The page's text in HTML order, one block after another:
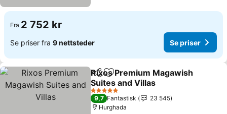
Fra 2 752 kr
Se priser fra 9 nettsteder Se priser
Del Legg til i favoritter
Rixos Premium Magawish
Suites and Villas
Se priser
5 Stjerner
9,7 Fantastisk
23 545
Hurghada